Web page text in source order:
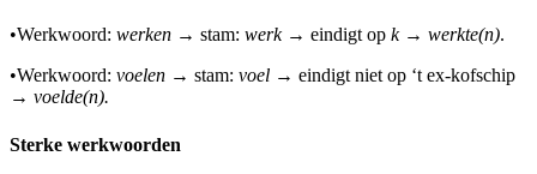
•Werkwoord: werken → stam: werk→ eindigt op k→ werkte(n).
•Werkwoord: voelen → stam: voel → eindigt niet op ‘t ex-kofschip
→ voelde(n).
Sterke werkwoorden